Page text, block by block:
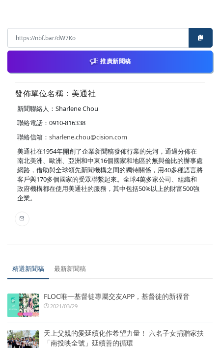
推廣新聞稿
發佈單位名稱：美通社
新聞聯絡人：Sharlene Chou
聯絡電話：0910-816338
聯絡信箱： sharlene.chou@cision.com
美通社在1954年開創了企業新聞稿發佈行業的先河，通過分佈在
南北美洲、歐洲、亞洲和中東16個國家和地區的無與倫比的辦事處
網路，借助與全球領先新聞機構之間的獨特關係，用40多種語言將
客戶與170多個國家的受眾聯繫起來。全球4萬多家公司、組織和
政府機構都在使用美通社的服務，其中包括50%以上的財富500強
企業。
精選新聞稿 最新新聞稿
FLOC唯一基督徒專屬交友APP，基督徒的新福音
2021/03/29
天上父親的愛延續化作希望力量！ 六名子女捐贈家扶
「南投映全號」延續善的循環